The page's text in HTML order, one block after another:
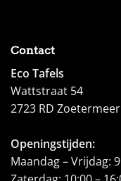
Contact
Eco Tafels
Wattstraat 54
2723 RD Zoetermeer
Openingstijden:
Maandag – Vrijdag: